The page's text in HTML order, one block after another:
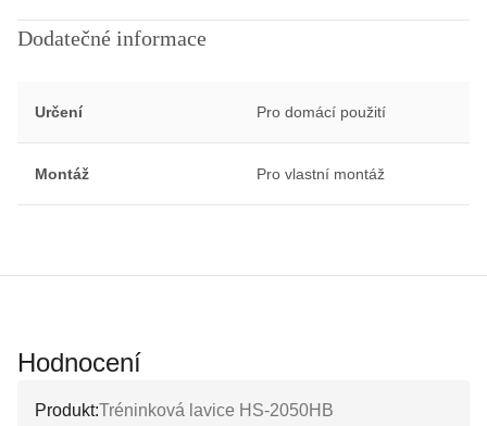
Dodatečné informace
Určení Pro domácí použití
Montáž Pro vlastní montáž
Hodnocení
Produkt:Tréninková lavice HS-2050HB